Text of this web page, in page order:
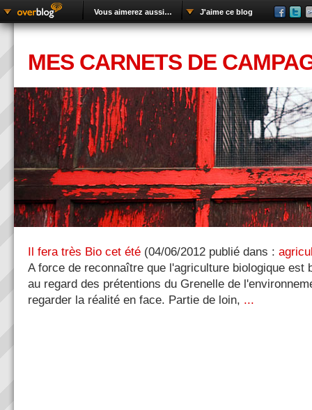
MES CARNETS DE
Il fera très Bio cet été (04/06/2012 publié dans :
A force de reconnaître que l'agriculture biologique est
au regard des prétentions du Grenelle de
regarder la réalité en face. Partie de loin, ...
Vous aimerez aussi… J'aime ce blog